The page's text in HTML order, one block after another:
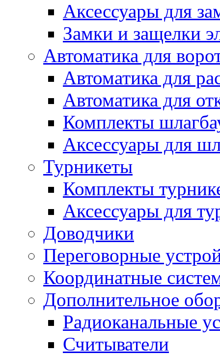
Аксессуары для
Замки и защелки
Автоматика для
Автоматика для
Автоматика для
Комплекты
Аксессуары для
Турникеты
Комплекты
Аксессуары для
Доводчики
Переговорные
Координатные
Дополнительное
Радиоканальные
Считыватели